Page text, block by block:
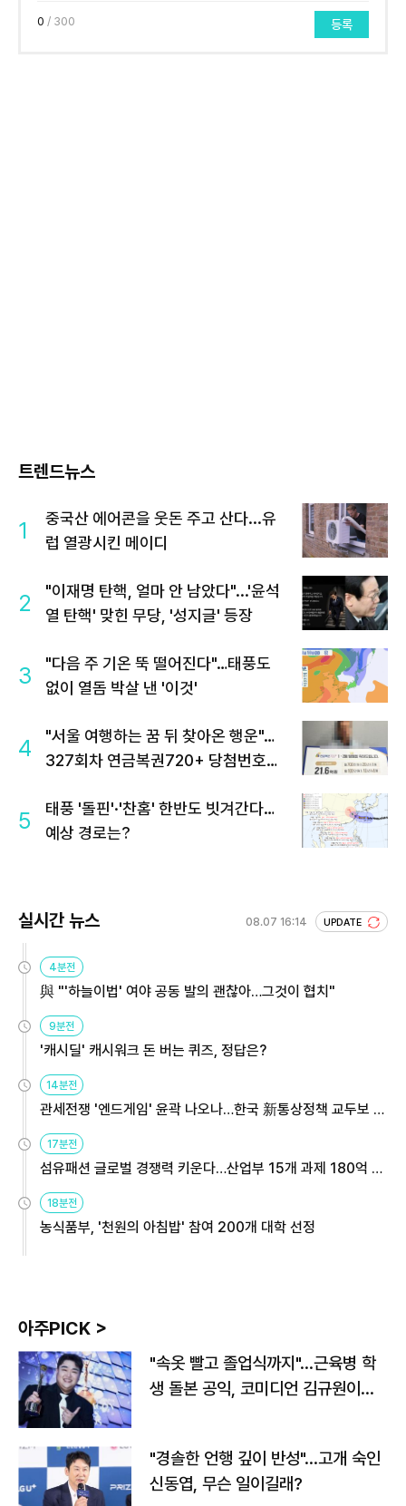
0 / 300 등록
트렌드뉴스
1
중국산 에어콘을 웃돈 주고 산다...유
럽 열광시킨 메이디
2
"이재명 탄핵, 얼마 안 남았다"...'윤석
열 탄핵' 맞힌 무당, '성지글' 등장
3
"다음 주 기온 뚝 떨어진다"…태풍도
없이 열돔 박살 낸 '이것'
4
"서울 여행하는 꿈 뒤 찾아온 행운"…
327회차 연금복권720+ 당첨번호조
5
태풍 '돌핀'·'찬홈' 한반도 빗겨간다…
예상 경로는?
실시간 뉴스 08.07 16:14 UPDATE
4분전
與 "'하늘이법' 여야 공동 발의 괜찮아…그것이 협치"
9분전
'캐시딜' 캐시워크 돈 버는 퀴즈, 정답은?
14분전
관세전쟁 '엔드게임' 윤곽 나오나…한국 新통상정책 교두보 활
용해야
17분전
섬유패션 글로벌 경쟁력 키운다…산업부 15개 과제 180억 지
원
18분전
농식품부, '천원의 아침밥' 참여 200개 대학 선정
아주PICK >
"속옷 빨고 졸업식까지"…근육병 학
생 돌본 공익, 코미디언 김규원이었
"경솔한 언행 깊이 반성"…고개 숙인
신동엽, 무슨 일이길래?